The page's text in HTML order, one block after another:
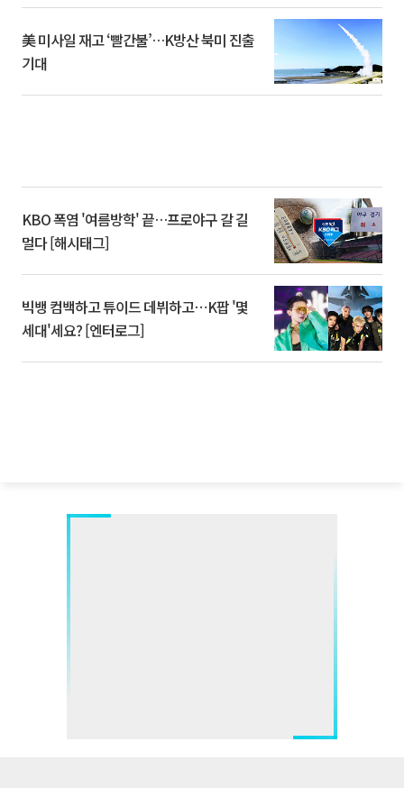
美 미사일 재고 ‘빨간불’…K방산 북미 진출
기대
KBO 폭염 '여름방학' 끝…프로야구 갈 길
멀다 [해시태그]
빅뱅 컴백하고 튜이드 데뷔하고⋯K팝 '몇
세대'세요? [엔터로그]